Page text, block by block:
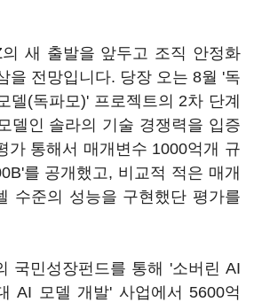
새 출발을 앞두고 조직 안정화
을 전망입니다. 당장 오는 8월 '독
델(독파모)' 프로젝트의 2차 단계
델인 솔라의 기술 경쟁력을 입증
가 통해서 매개변수 1000억개 규
를 공개했고, 비교적 적은 매개
수준의 성능을 구현했단 평가를
국민성장펀드를 통해 '소버린 AI
AI 모델 개발' 사업에서 5600억